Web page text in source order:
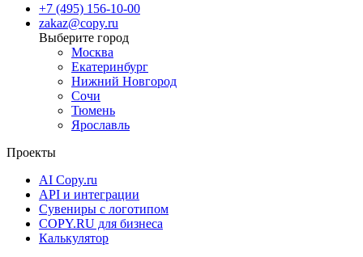
+7 (495) 156-10-00
zakaz@copy.ru
Москва
Екатеринбург
Нижний Новгород
Сочи
Тюмень
Ярославль
Проекты
AI Copy.ru
API и интеграции
Сувениры с логотипом
COPY.RU для бизнеса
Калькулятор